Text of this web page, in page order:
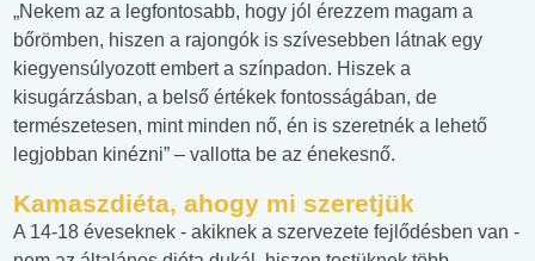
„Nekem az a legfontosabb, hogy jól érezzem magam a
bőrömben, hiszen a rajongók is szívesebben látnak egy
kiegyensúlyozott embert a színpadon. Hiszek a
kisugárzásban, a belső értékek fontosságában, de
természetesen, mint minden nő, én is szeretnék a lehető
legjobban kinézni” – vallotta be az énekesnő.
Kamaszdiéta, ahogy mi szeretjük
A 14-18 éveseknek - akiknek a szervezete fejlődésben van -